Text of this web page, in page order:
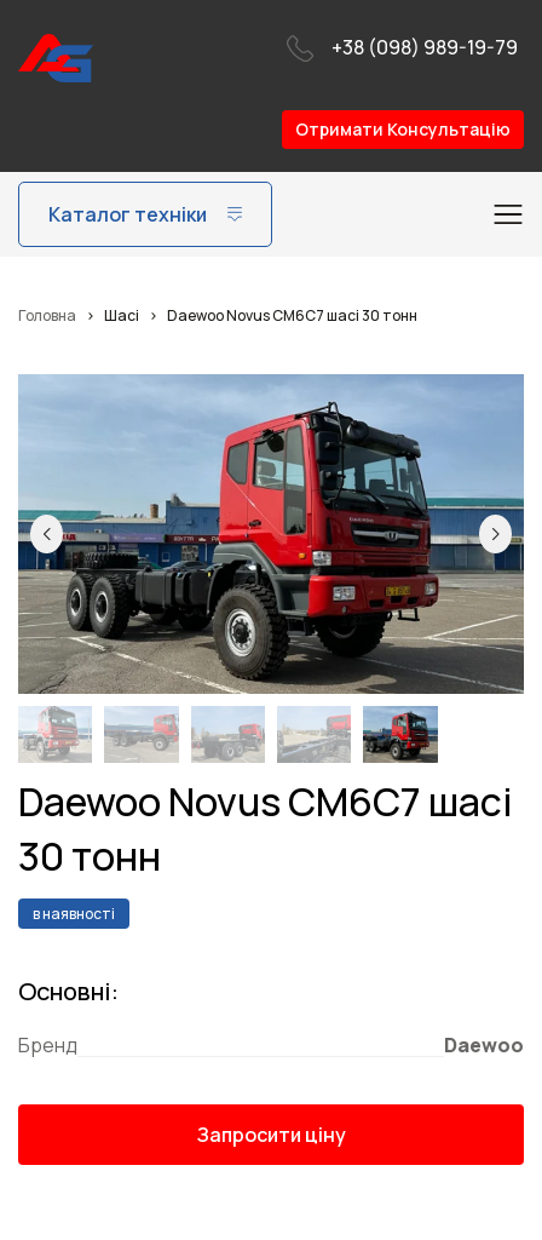
+38 (098) 989-19-79
Отримати Консультацію
Каталог техніки
Головна > Шасі > Daewoo Novus CM6C7 шасі 30 тонн
Daewoo Novus CM6C7 шасі
30 тонн
в наявності
Основні:
Бренд Daewoo
Запросити ціну